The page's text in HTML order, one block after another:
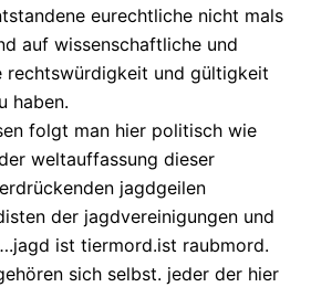
eurechtliche nicht mals
auf wissenschaftliche und
rechtswürdigkeit und gültigkeit
haben.
folgt man hier politisch wie
weltauffassung dieser
jagdgeilen
der jagdvereinigungen und
ist tiermord.ist raubmord.
sich selbst. jeder der hier